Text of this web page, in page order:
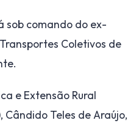
sob comando do ex-
Coletivos de
e Extensão Rural
Teles de Araújo,